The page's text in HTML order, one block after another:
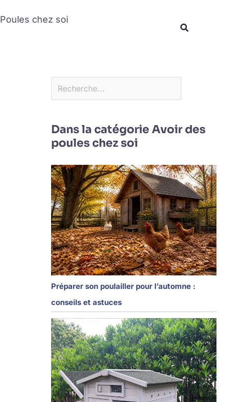
Poules chez soi
Dans la catégorie Avoir des
poules chez soi
Préparer son poulailler pour l’automne :
conseils et astuces